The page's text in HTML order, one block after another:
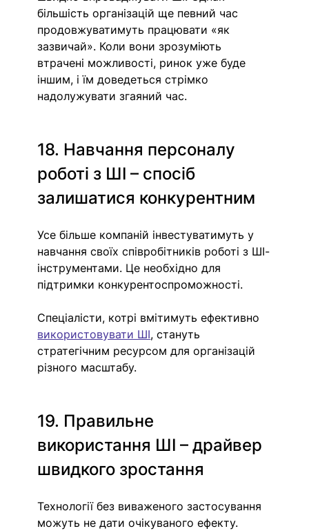
більшість організацій ще певний час
продовжуватимуть працювати «як
зазвичай». Коли вони зрозуміють
втрачені можливості, ринок уже буде
іншим, і їм доведеться стрімко
надолужувати згаяний час.
18. Навчання персоналу
роботі з ШІ – спосіб
залишатися конкурентним
Усе більше компаній інвестуватимуть у
навчання своїх співробітників роботі з ШІ-
інструментами. Це необхідно для
підтримки конкурентоспроможності.
Спеціалісти, котрі вмітимуть ефективно
використовувати ШІ, стануть
стратегічним ресурсом для організацій
різного масштабу.
19. Правильне
використання ШІ – драйвер
швидкого зростання
Технології без виваженого застосування
можуть не дати очікуваного ефекту.